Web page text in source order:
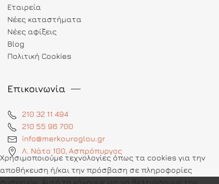
Εταιρεία
Νέες καταστήματα
Νέες αφίξεις
Blog
Πολιτική Cookies
Επικοινωνία
210 32 11 494
210 55 96 700
info@merkouroglou.gr
Λ. Νάτο 100, Ασπρόπυργος
Χρησιμοποιούμε τεχνολογίες όπως τα cookies για την
αποθήκευση ή/και την πρόσβαση σε πληροφορίες
συσκευών. Αυτό το κάνουμε για να βελτιώσουμε την